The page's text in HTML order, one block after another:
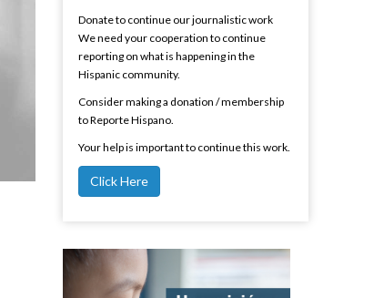
Donate to continue our journalistic work
We need your cooperation to continue
reporting on what is happening in the
Hispanic community.
Consider making a donation / membership
to Reporte Hispano.
Your help is important to continue this work.
Click Here